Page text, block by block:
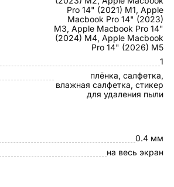
Pro 14" (2021) M1, Apple
Macbook Pro 14" (2023)
M3, Apple Macbook Pro 14"
(2024) M4, Apple Macbook
Pro 14" (2026) M5
1
плёнка, салфетка,
влажная салфетка, стикер
для удаления пыли
0.4 мм
на весь экран